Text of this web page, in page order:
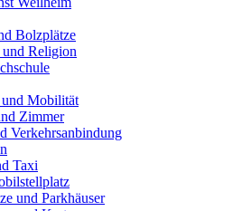
Bolzplätze
Religion
Mobilität
Zimmer
Verkehrsanbindung
Taxi
und Parkhäuser